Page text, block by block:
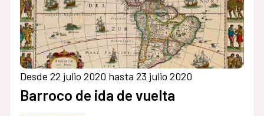
Desde 22 julio 2020 hasta 23 julio 2020
Barroco de ida de vuelta